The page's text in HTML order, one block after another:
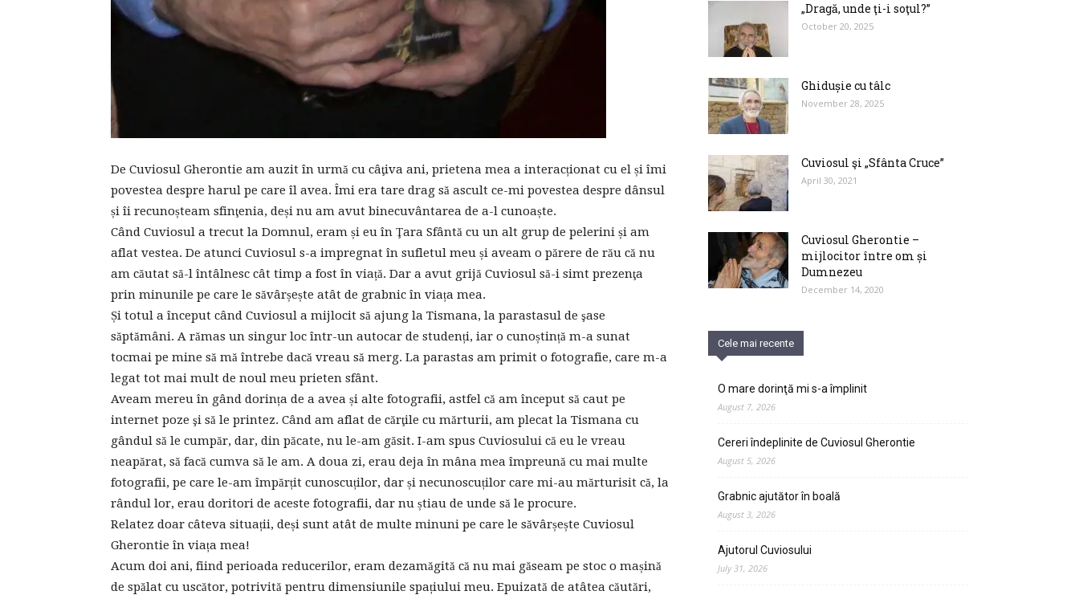
De Cuviosul Gherontie am auzit în urmă cu câţiva ani, prietena mea a interacționat cu el și îmi
povestea despre harul pe care îl avea. Îmi era tare drag să ascult ce-mi povestea despre dânsul
și îi recunoșteam sfinţenia, deși nu am avut binecuvântarea de a-l cunoaște.
Când Cuviosul a trecut la Domnul, eram și eu în Ţara Sfântă cu un alt grup de pelerini și am
aflat vestea. De atunci Cuviosul s-a impregnat în sufletul meu și aveam o părere de rău că nu
am căutat să-l întâlnesc cât timp a fost în viață. Dar a avut grijă Cuviosul să-i simt prezenţa
prin minunile pe care le săvârșește atât de grabnic în viața mea.
Și totul a început când Cuviosul a mijlocit să ajung la Tismana, la parastasul de şase
săptămâni. A rămas un singur loc într-un autocar de studenți, iar o cunoștință m-a sunat
tocmai pe mine să mă întrebe dacă vreau să merg. La parastas am primit o fotografie, care m-a
legat tot mai mult de noul meu prieten sfânt.
Aveam mereu în gând dorința de a avea și alte fotografii, astfel că am început să caut pe
internet poze şi să le printez. Când am aflat de cărţile cu mărturii, am plecat la Tismana cu
gândul să le cumpăr, dar, din păcate, nu le-am găsit. I-am spus Cuviosului că eu le vreau
neapărat, să facă cumva să le am. A doua zi, erau deja în mâna mea împreună cu mai multe
fotografii, pe care le-am împărțit cunoscuților, dar și necunoscuților care mi-au mărturisit că, la
rândul lor, erau doritori de aceste fotografii, dar nu știau de unde să le procure.
Relatez doar câteva situații, deși sunt atât de multe minuni pe care le săvârșește Cuviosul
Gherontie în viața mea!
Acum doi ani, fiind perioada reducerilor, eram dezamăgită că nu mai găseam pe stoc o mașină
de spălat cu uscător, potrivită pentru dimensiunile spațiului meu. Epuizată de atâtea căutări,
„Dragă, unde ţi-i soţul?”
October 20, 2025
Ghidușie cu tâlc
November 28, 2025
Cuviosul şi „Sfânta Cruce”
April 30, 2021
Cuviosul Gherontie –
mijlocitor între om și
Dumnezeu
December 14, 2020
Cele mai recente
O mare dorinţă mi s-a împlinit
August 7, 2026
Cereri îndeplinite de Cuviosul Gherontie
August 5, 2026
Grabnic ajutător în boală
August 3, 2026
Ajutorul Cuviosului
July 31, 2026